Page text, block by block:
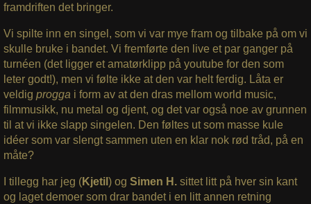
framdriften det bringer.
Vi spilte inn en singel, som vi var mye fram og tilbake på om vi
skulle bruke i bandet. Vi fremførte den live et par ganger på
turnéen (det ligger et amatørklipp på youtube for den som
leter godt!), men vi følte ikke at den var helt ferdig. Låta er
veldig progga i form av at den dras mellom world music,
filmmusikk, nu metal og djent, og det var også noe av grunnen
til at vi ikke slapp singelen. Den føltes ut som masse kule
idéer som var slengt sammen uten en klar nok rød tråd, på en
måte?
I tillegg har jeg (Kjetil ) og Simen H.sittet litt på hver sin kant
og laget demoer som drar bandet i en litt annen retning